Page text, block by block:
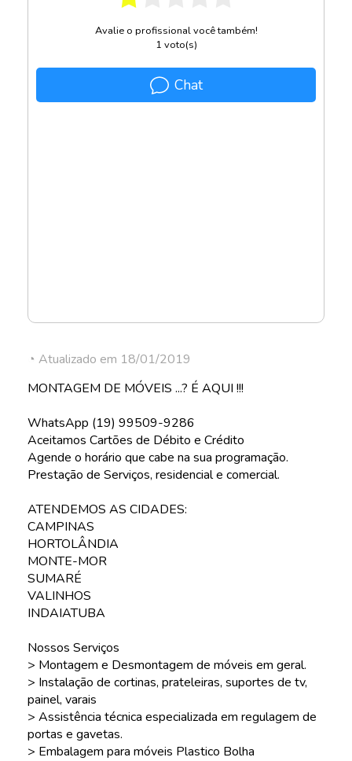
Avalie o profissional você também!
1 voto(s)
Chat
◔ Atualizado em 18/01/2019
MONTAGEM DE MÓVEIS ...? É AQUI !!!
WhatsApp (19) 99509-9286
Aceitamos Cartões de Débito e Crédito
Agende o horário que cabe na sua programação.
Prestação de Serviços, residencial e comercial.
ATENDEMOS AS CIDADES:
CAMPINAS
HORTOLÂNDIA
MONTE-MOR
SUMARÉ
VALINHOS
INDAIATUBA
Nossos Serviços
> Montagem e Desmontagem de móveis em geral.
> Instalação de cortinas, prateleiras, suportes de tv,
painel, varais
> Assistência técnica especializada em regulagem de
portas e gavetas.
> Embalagem para móveis Plastico Bolha